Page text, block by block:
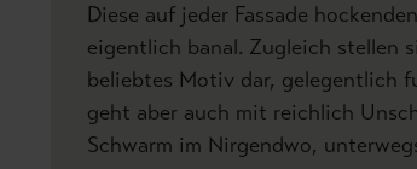
Diese auf jeder Fassade
eigentlich banal. Zugleich stellen
beliebtes Motiv dar, gelegentlich
geht aber auch mit reichlich
Schwarm im Nirgendwo,